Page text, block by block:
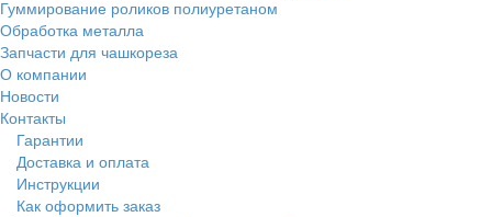
Гуммирование роликов полиуретаном
Обработка металла
Запчасти для чашкореза
О компании
Новости
Контакты
Гарантии
Доставка и оплата
Инструкции
Как оформить заказ